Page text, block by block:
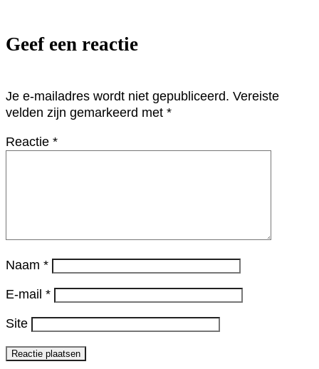
Geef een reactie
Je e-mailadres wordt niet gepubliceerd. Vereiste
velden zijn gemarkeerd met *
Reactie *
Naam *
E-mail *
Site